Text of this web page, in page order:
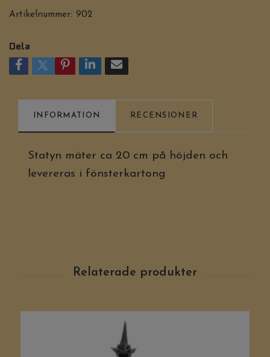
Artikelnummer: 902
Dela
INFORMATION RECENSIONER
Statyn mäter ca 20 cm på höjden och
levereras i fönsterkartong